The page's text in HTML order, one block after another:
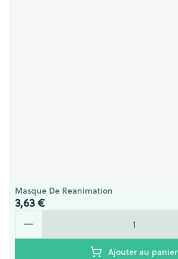
Masque De Reanimation
3,63 €
Quantité
Ajouter au panier